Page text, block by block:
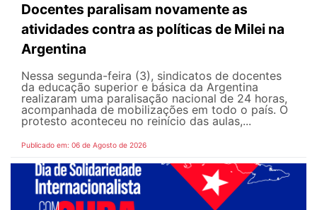
Docentes paralisam novamente as
atividades contra as políticas de Milei na
Argentina
Nessa segunda-feira (3), sindicatos de docentes
da educação superior e básica da Argentina
realizaram uma paralisação nacional de 24 horas,
acompanhada de mobilizações em todo o país. O
protesto aconteceu no reinício das aulas,...
Publicado em: 06 de Agosto de 2026